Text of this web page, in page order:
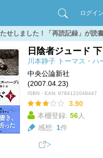
ログイン
せしました！「再読記録」が読
日陰者ジュード
川本静子 トーマス・ハ
中央公論新社
(2007.04.23)
ISBN・EAN: 9784122048447
3.90
本棚登録: 56人
感想: 1件